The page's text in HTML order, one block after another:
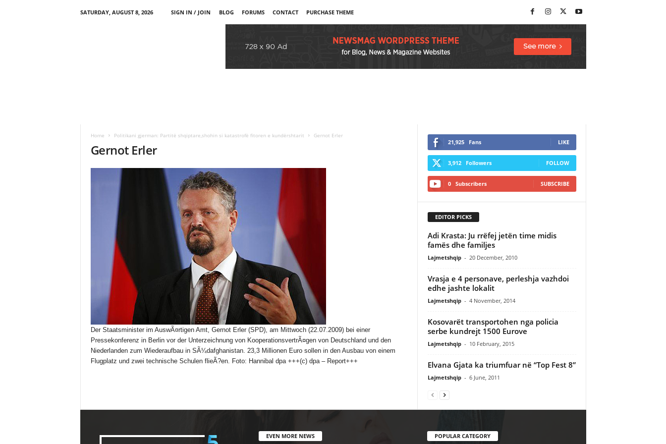
SATURDAY, AUGUST 8, 2026 SIGN IN / JOIN BLOG FORUMS CONTACT PURCHASE THEME
Home Politikani gjerman: Partitë shqiptare,shohin si katastrofë fitoren e kundërshtarit Gernot Erler
Gernot Erler
Der Staatsminister im AuswÃ¤rtigen Amt, Gernot Erler (SPD), am Mittwoch (22.07.2009) bei einer
Pressekonferenz in Berlin vor der Unterzeichnung von KooperationsvertrÃ¤gen von Deutschland und den
Niederlanden zum Wiederaufbau in SÃ¼dafghanistan. 23,3 Millionen Euro sollen in den Ausbau von einem
Flugplatz und zwei technische Schulen flieÃ?en. Foto: Hannibal dpa +++(c) dpa – Report+++
21,925 Fans LIKE
3,912 Followers FOLLOW
0 Subscribers SUBSCRIBE
EDITOR PICKS
Adi Krasta: Ju rrëfej jetën time midis
famës dhe familjes
Lajmetshqip - 20 December, 2010
Vrasja e 4 personave, perleshja vazhdoi
edhe jashte lokalit
Lajmetshqip - 4 November, 2014
Kosovarët transportohen nga policia
serbe kundrejt 1500 Eurove
Lajmetshqip - 10 February, 2015
Elvana Gjata ka triumfuar në “Top Fest 8”
Lajmetshqip - 6 June, 2011
EVEN MORE NEWS POPULAR CATEGORY